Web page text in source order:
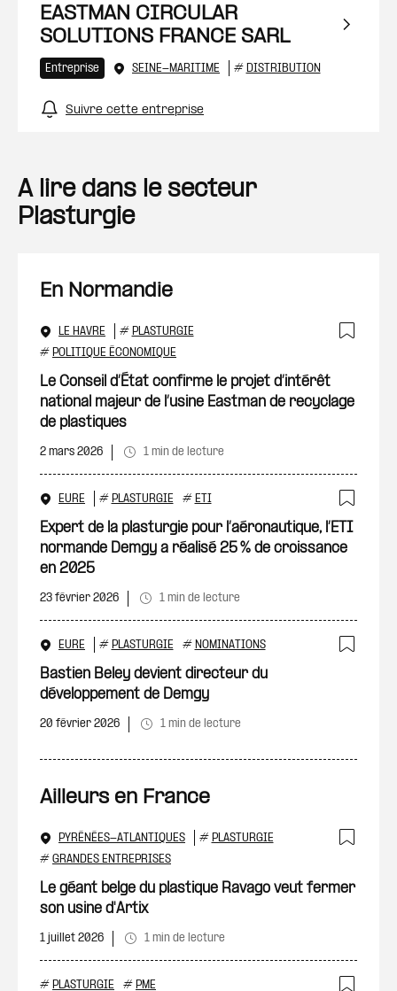
EASTMAN CIRCULAR
SOLUTIONS FRANCE SARL
Entreprise SEINE-MARITIME # DISTRIBUTION
Suivre cette entreprise
A lire dans le secteur
Plasturgie
En Normandie
LE HAVRE # PLASTURGIE
# POLITIQUE ÉCONOMIQUE
Le Conseil d’État confirme le projet d’intérêt
national majeur de l’usine Eastman de recyclage
de plastiques
2 mars 2026 1 min de lecture
EURE # PLASTURGIE # ETI
Expert de la plasturgie pour l’aéronautique, l’ETI
normande Demgy a réalisé 25 % de croissance
en 2025
23 février 2026 1 min de lecture
EURE # PLASTURGIE # NOMINATIONS
Bastien Beley devient directeur du
développement de Demgy
20 février 2026 1 min de lecture
Ailleurs en France
PYRÉNÉES-ATLANTIQUES # PLASTURGIE
# GRANDES ENTREPRISES
Le géant belge du plastique Ravago veut fermer
son usine d'Artix
1 juillet 2026 1 min de lecture
# PLASTURGIE # PME